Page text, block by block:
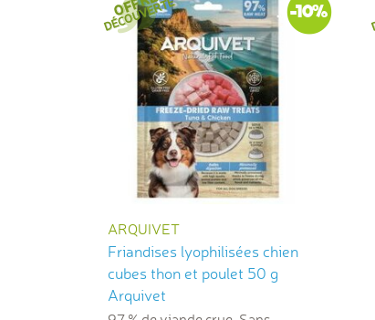
-10%
ARQUIVET
Friandises lyophilisées chien
cubes thon et poulet 50 g
Arquivet